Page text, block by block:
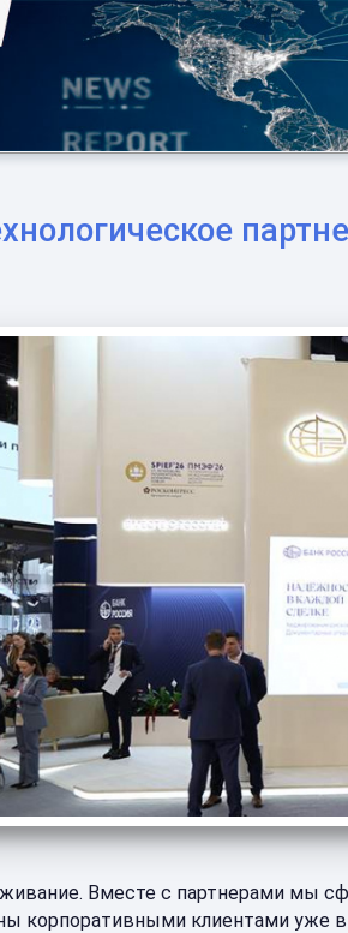
Вместе с партнерами мы
корпоративными клиентами уже